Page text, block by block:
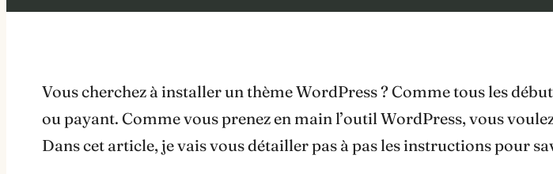
Vous cherchez à installer un thème WordPress ? Comme tous les
ou payant. Comme vous prenez en main l’outil WordPress, vous
Dans cet article, je vais vous détailler pas à pas les instructions pour